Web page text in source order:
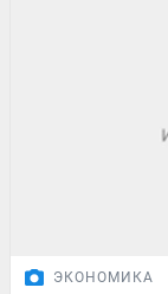
ЭКОНОМИКА